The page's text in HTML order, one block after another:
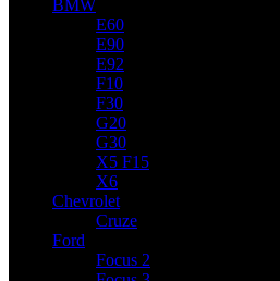
BMW
E60
E90
E92
F10
F30
G20
G30
X5 F15
X6
Chevrolet
Cruze
Ford
Focus 2